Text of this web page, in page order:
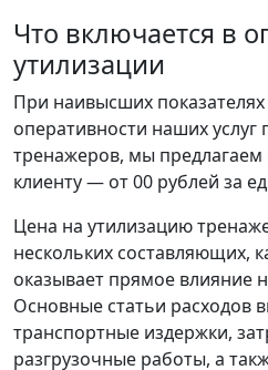
Что включается в
утилизации
При наивысших показателях
оперативности наших услуг
тренажеров, мы
клиенту — от 00 рублей за
Цена на утилизацию
нескольких составляющих,
оказывает прямое влияние
Основные статьи расходов
транспортные издержки,
разгрузочные работы, а